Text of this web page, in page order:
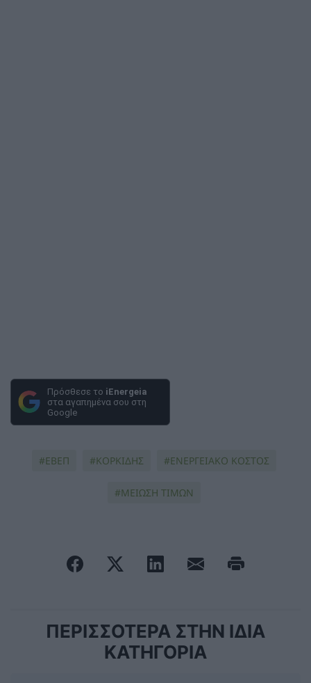
Πρόσθεσε το iEnergeia
στα αγαπημένα σου στη
Google
ΕΒΕΠ ΚΟΡΚΙΔΗΣ ΕΝΕΡΓΕΙΑΚΟ ΚΟΣΤΟΣ
ΜΕΙΩΣΗ ΤΙΜΩΝ
ΠΕΡΙΣΣΟΤΕΡΑ ΣΤΗΝ ΙΔΙΑ
ΚΑΤΗΓΟΡΙΑ